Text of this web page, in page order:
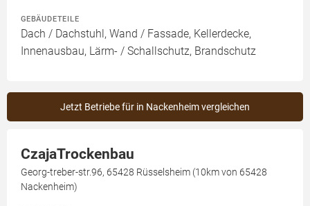
GEBÄUDETEILE
Dach / Dachstuhl, Wand / Fassade, Kellerdecke,
Innenausbau, Lärm- / Schallschutz, Brandschutz
Jetzt Betriebe für in Nackenheim vergleichen
CzajaTrockenbau
Georg-treber-str.96, 65428 Rüsselsheim (10km von 65428
Nackenheim)